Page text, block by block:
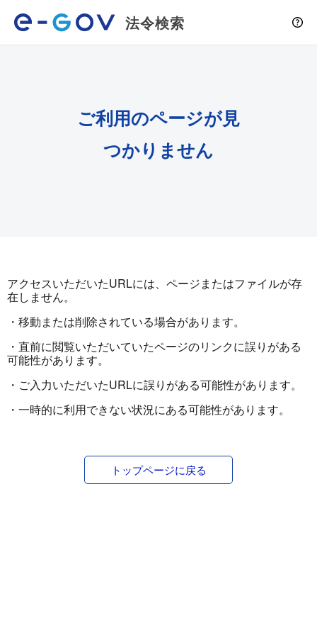
法令検索
ご利用のページが見
つかりません
アクセスいただいたURLには、ページまたはファイルが存
在しません。
・移動または削除されている場合があります。
・直前に閲覧いただいていたページのリンクに誤りがある
可能性があります。
・ご入力いただいたURLに誤りがある可能性があります。
・一時的に利用できない状況にある可能性があります。
トップページに戻る